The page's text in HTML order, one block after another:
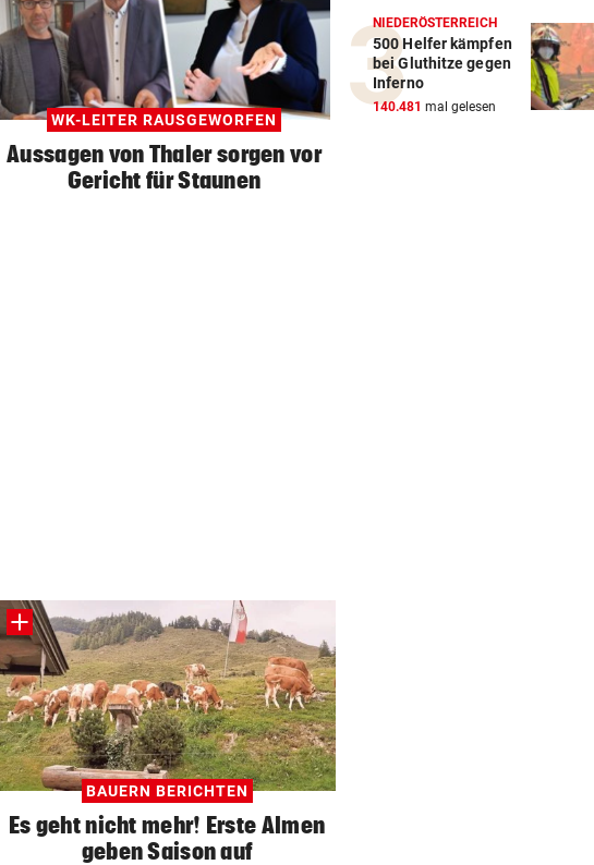
WK-LEITER RAUSGEWORFEN
Aussagen von Thaler sorgen vor
Gericht für Staunen
BAUERN BERICHTEN
Es geht nicht mehr! Erste Almen
geben Saison auf
NIEDERÖSTERREICH
500 Helfer kämpfen
bei Gluthitze gegen
Inferno
140.481 mal gelesen